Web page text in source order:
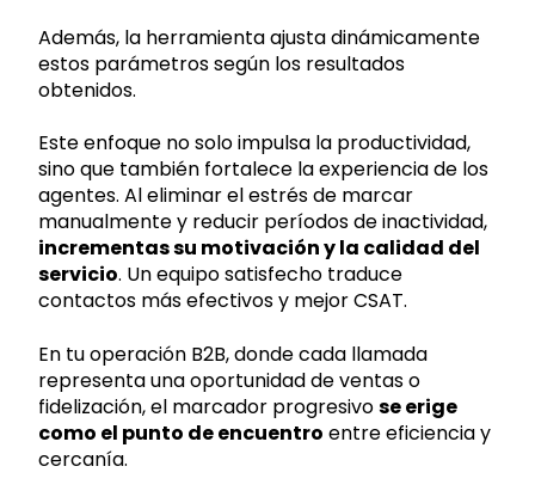
Además, la herramienta ajusta dinámicamente
estos parámetros según los resultados
obtenidos.
Este enfoque no solo impulsa la productividad,
sino que también fortalece la experiencia de los
agentes. Al eliminar el estrés de marcar
manualmente y reducir períodos de inactividad,
incrementas su motivación y la calidad del
servicio. Un equipo satisfecho traduce
contactos más efectivos y mejor CSAT.
En tu operación B2B, donde cada llamada
representa una oportunidad de ventas o
fidelización, el marcador progresivose erige
como el punto de encuentro entre eficiencia y
cercanía.